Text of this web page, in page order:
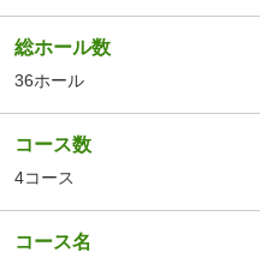
総ホール数
36ホール
コース数
4コース
コース名